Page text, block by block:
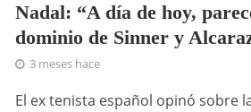
Nadal: “A día de hoy,
dominio de Sinner y
3 meses hace
El ex tenista español opinó sobre